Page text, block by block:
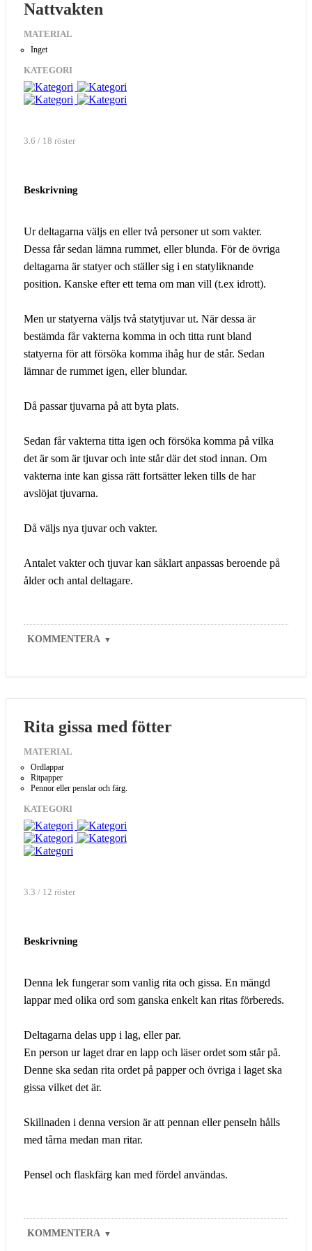
Nattvakten
MATERIAL
Inget
KATEGORI
3.6 / 18 röster
Beskrivning
Ur deltagarna väljs en eller två personer ut som vakter.
Dessa får sedan lämna rummet, eller blunda. För de övriga
deltagarna är statyer och ställer sig i en statyliknande
position. Kanske efter ett tema om man vill (t.ex idrott).
Men ur statyerna väljs två statytjuvar ut. När dessa är
bestämda får vakterna komma in och titta runt bland
statyerna för att försöka komma ihåg hur de står. Sedan
lämnar de rummet igen, eller blundar.
Då passar tjuvarna på att byta plats.
Sedan får vakterna titta igen och försöka komma på vilka
det är som är tjuvar och inte står där det stod innan. Om
vakterna inte kan gissa rätt fortsätter leken tills de har
avslöjat tjuvarna.
Då väljs nya tjuvar och vakter.
Antalet vakter och tjuvar kan såklart anpassas beroende på
ålder och antal deltagare.
KOMMENTERA ▼
Rita gissa med fötter
MATERIAL
Ordlappar
Ritpapper
Pennor eller penslar och färg.
KATEGORI
3.3 / 12 röster
Beskrivning
Denna lek fungerar som vanlig rita och gissa. En mängd
lappar med olika ord som ganska enkelt kan ritas förbereds.
Deltagarna delas upp i lag, eller par.
En person ur laget drar en lapp och läser ordet som står på.
Denne ska sedan rita ordet på papper och övriga i laget ska
gissa vilket det är.
Skillnaden i denna version är att pennan eller penseln hålls
med tårna medan man ritar.
Pensel och flaskfärg kan med fördel användas.
KOMMENTERA ▼